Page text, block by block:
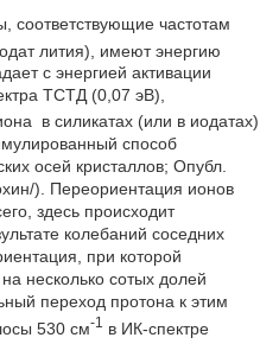
соответствующие частотам
лития), имеют энергию
с энергией активации
ТСТД (0,07 эВ),
в силикатах (или в иодатах)
способ
осей кристаллов; Опубл.
). Переориентация ионов
здесь происходит
колебаний соседних
при которой
несколько сотых долей
переход протона к этим
530 см-1
в ИК-спектре